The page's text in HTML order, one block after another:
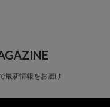
最新情報をお届け